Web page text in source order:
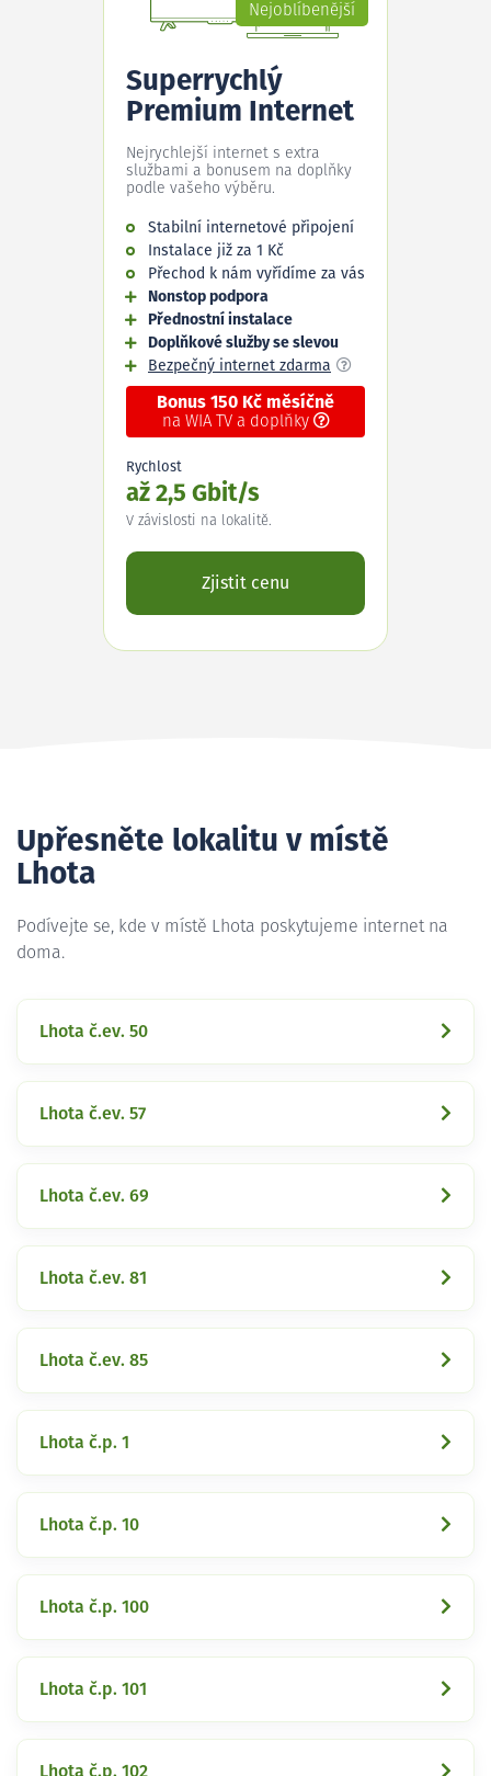
Nejoblíbenější
Superrychlý
Premium Internet
Nejrychlejší internet s extra
službami a bonusem na doplňky
podle vašeho výběru.
Stabilní internetové připojení
Instalace již za 1 Kč
Přechod k nám vyřídíme za vás
Nonstop podpora
Přednostní instalace
Doplňkové služby se slevou
Bezpečný internet zdarma
Bonus 150 Kč měsíčně
na WIA TV a doplňky
Rychlost
až 2,5 Gbit/s
V závislosti na lokalitě.
Zjistit cenu
Upřesněte lokalitu v místě
Lhota
Podívejte se, kde v místě Lhota poskytujeme internet na
doma.
Lhota č.ev. 50
Lhota č.ev. 57
Lhota č.ev. 69
Lhota č.ev. 81
Lhota č.ev. 85
Lhota č.p. 1
Lhota č.p. 10
Lhota č.p. 100
Lhota č.p. 101
Lhota č.p. 102